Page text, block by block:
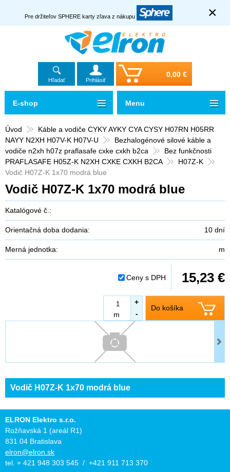
Pre držiteľov SPHERE karty zľava z nákupu ×
Hľadať Prihlásiť
0,00 €
Úvod
Káble a vodiče CYKY AYKY CYA CYSY H07RN H05RR
NAYY N2XH H07V-K H07V-U
Bezhalogénové silové káble a
vodiče n2xh h07z praflasafe cxke cxkh b2ca
Bez funkčnosti
PRAFLASAFE H05Z-K N2XH CXKE CXKH B2CA
H07Z-K
Vodič H07Z-K 1x70 modrá blue
Vodič H07Z-K 1x70 modrá blue
Katalógové č.:
Orientačná doba dodania: 10 dní
Merná jednotka: m
Ceny s DPH 15,23 €
Do košíka
-
m
+
Vodič H07Z-K 1x70 modrá blue
E-shop Menu
ELRON Elektro s.r.o.
Rožňavská 1 (areál R1)
831 04 Bratislava
elron@elron.sk
tel. + 421 948 303 545 / +421 911 713 370